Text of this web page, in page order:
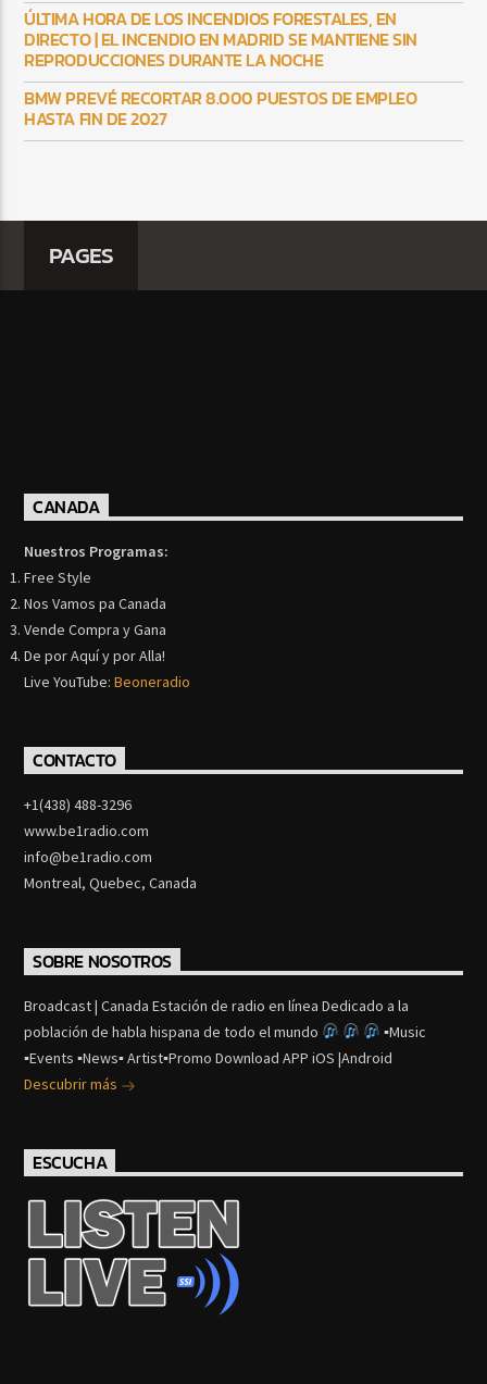
ÚLTIMA HORA DE LOS INCENDIOS FORESTALES, EN
DIRECTO | EL INCENDIO EN MADRID SE MANTIENE SIN
REPRODUCCIONES DURANTE LA NOCHE
BMW PREVÉ RECORTAR 8.000 PUESTOS DE EMPLEO
HASTA FIN DE 2027
PAGES
CANADA
Nuestros Programas:
Free Style
Nos Vamos pa Canada
Vende Compra y Gana
De por Aquí y por Alla!
Live YouTube:Beoneradio
CONTACTO
+1(438) 488-3296
www.be1radio.com
info@be1radio.com
Montreal, Quebec, Canada
SOBRE NOSOTROS
Broadcast | Canada Estación de radio en línea Dedicado a la
población de habla hispana de todo el mundo
▪Music
▪Events ▪News▪ Artist▪Promo Download APP iOS |Android
Descubrir más
ESCUCHA